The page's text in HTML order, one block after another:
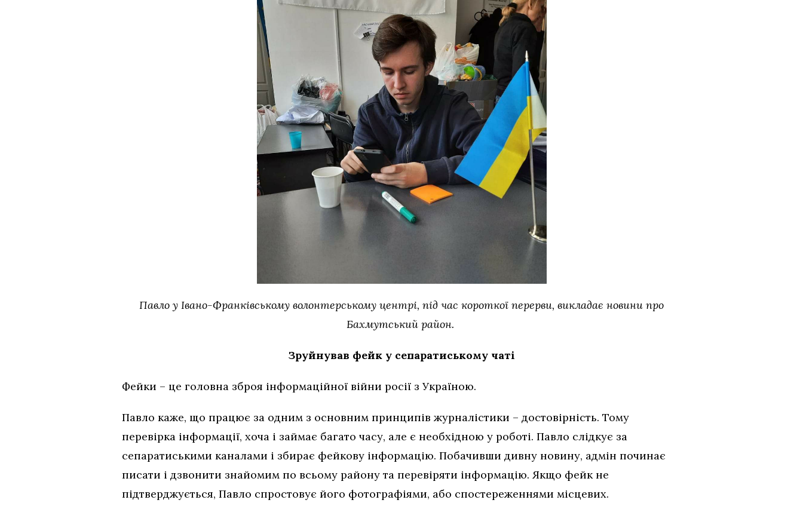
Павло у Івано-Франківському волонтерському центрі, під час короткої перерви, викладає новини про
Бахмутський район.
Зруйнував фейк у сепаратиському чаті
Фейки – це головна зброя інформаційної війни росії з Україною.
Павло каже, що працює за одним з основним принципів журналістики – достовірність. Тому
перевірка інформації, хоча і займає багато часу, але є необхідною у роботі. Павло слідкує за
сепаратиськими каналами і збирає фейкову інформацію. Побачивши дивну новину, адмін починає
писати і дзвонити знайомим по всьому району та перевіряти інформацію. Якщо фейк не
підтверджується, Павло спростовує його фотографіями, або спостереженнями місцевих.